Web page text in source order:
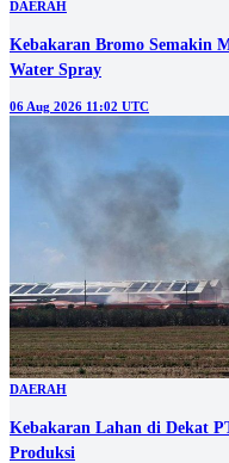
DAERAH
Kebakaran Bromo Semakin
Water Spray
06 Aug 2026 11:02 UTC
DAERAH
Kebakaran Lahan di Dekat
Produksi